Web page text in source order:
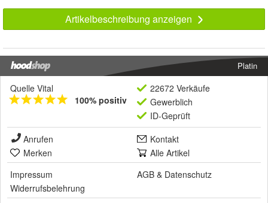
Artikelbeschreibung anzeigen
Platin
Quelle Vital
100% positiv
22672 Verkäufe
Gewerblich
ID-Geprüft
Anrufen
Kontakt
Merken
Alle Artikel
Impressum
AGB & Datenschutz
Widerrufsbelehrung